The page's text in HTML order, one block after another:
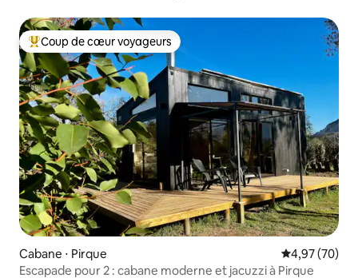
Coups de cœur voyageurs les plus appréciés
Coup de cœur voyageurs
Cabane ⋅ Pirque Évaluation
4,97 (70)
Escapade pour 2 : cabane moderne et jacuzzi à Pirque